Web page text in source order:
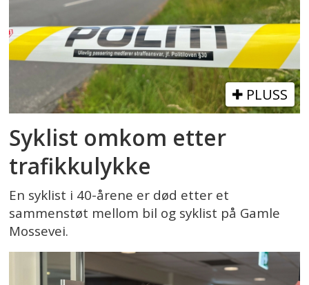
PLUSS
Syklist omkom etter
trafikkulykke
En syklist i 40-årene er død etter et
sammenstøt mellom bil og syklist på Gamle
Mossevei.